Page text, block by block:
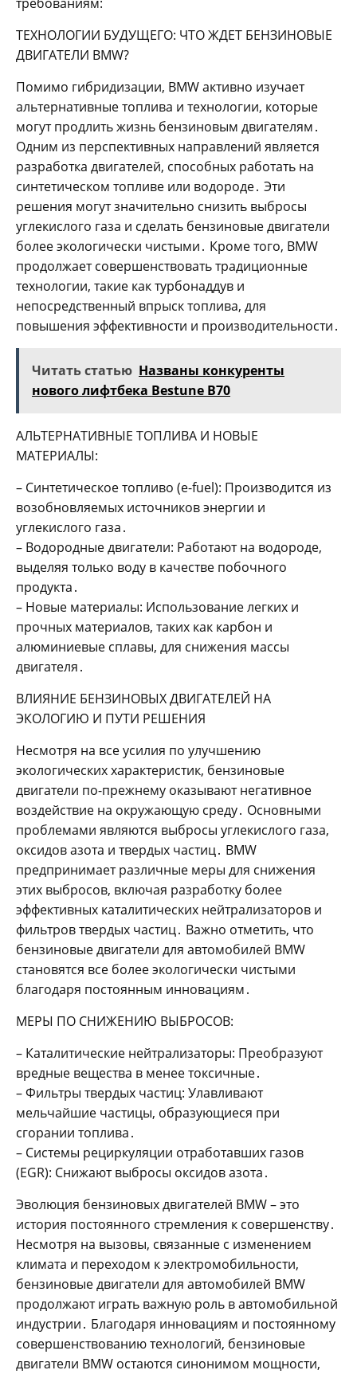
требованиям:
ТЕХНОЛОГИИ БУДУЩЕГО: ЧТО ЖДЕТ БЕНЗИНОВЫЕ
ДВИГАТЕЛИ BMW?
Помимо гибридизации, BMW активно изучает
альтернативные топлива и технологии, которые
могут продлить жизнь бензиновым двигателям․
Одним из перспективных направлений является
разработка двигателей, способных работать на
синтетическом топливе или водороде․ Эти
решения могут значительно снизить выбросы
углекислого газа и сделать бензиновые двигатели
более экологически чистыми․ Кроме того, BMW
продолжает совершенствовать традиционные
технологии, такие как турбонаддув и
непосредственный впрыск топлива, для
повышения эффективности и производительности․
Читать статью Названы конкуренты
нового лифтбека Bestune B70
АЛЬТЕРНАТИВНЫЕ ТОПЛИВА И НОВЫЕ
МАТЕРИАЛЫ:
– Синтетическое топливо (e-fuel): Производится из
возобновляемых источников энергии и
углекислого газа․
– Водородные двигатели: Работают на водороде,
выделяя только воду в качестве побочного
продукта․
– Новые материалы: Использование легких и
прочных материалов, таких как карбон и
алюминиевые сплавы, для снижения массы
двигателя․
ВЛИЯНИЕ БЕНЗИНОВЫХ ДВИГАТЕЛЕЙ НА
ЭКОЛОГИЮ И ПУТИ РЕШЕНИЯ
Несмотря на все усилия по улучшению
экологических характеристик, бензиновые
двигатели по-прежнему оказывают негативное
воздействие на окружающую среду․ Основными
проблемами являются выбросы углекислого газа,
оксидов азота и твердых частиц․ BMW
предпринимает различные меры для снижения
этих выбросов, включая разработку более
эффективных каталитических нейтрализаторов и
фильтров твердых частиц․ Важно отметить, что
бензиновые двигатели для автомобилей BMW
становятся все более экологически чистыми
благодаря постоянным инновациям․
МЕРЫ ПО СНИЖЕНИЮ ВЫБРОСОВ:
– Каталитические нейтрализаторы: Преобразуют
вредные вещества в менее токсичные․
– Фильтры твердых частиц: Улавливают
мельчайшие частицы, образующиеся при
сгорании топлива․
– Системы рециркуляции отработавших газов
(EGR): Снижают выбросы оксидов азота․
Эволюция бензиновых двигателей BMW – это
история постоянного стремления к совершенству․
Несмотря на вызовы, связанные с изменением
климата и переходом к электромобильности,
бензиновые двигатели для автомобилей BMW
продолжают играть важную роль в автомобильной
индустрии․ Благодаря инновациям и постоянному
совершенствованию технологий, бензиновые
двигатели BMW остаются синонимом мощности,